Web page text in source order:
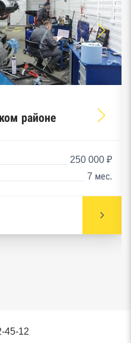
районе
250 000 ₽
7 мес.
45-12